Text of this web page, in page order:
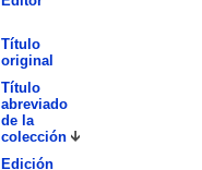
Título
original
Título
abreviado
de la
colección
Edición